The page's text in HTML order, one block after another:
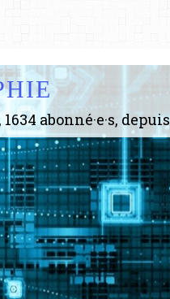
Anciennement
www.paris8philo.com, ce
en 2006 lors du
a rendu compte de
l'expérimentation à
s'occupe plus largement
compte d'une